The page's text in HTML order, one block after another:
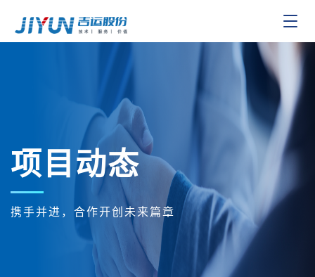
Toggle
项目动态
携手并进，合作开创未来篇章